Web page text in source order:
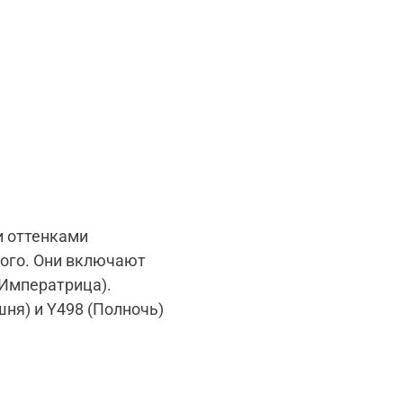
Они включают
и Y498 (Полночь)